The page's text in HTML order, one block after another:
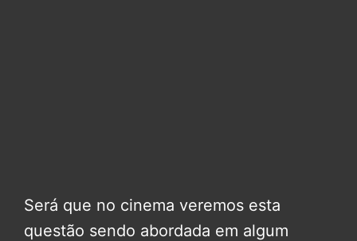
Será que no cinema veremos esta
questão sendo abordada em algum